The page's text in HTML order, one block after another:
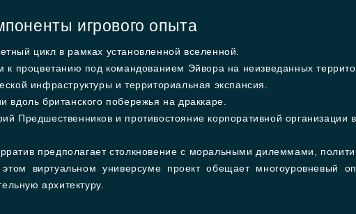
игрового опыта
цикл в рамках установленной вселенной.
к процветанию под командованием Эйвора на неизведанных
инфраструктуры и территориальная экспансия.
вдоль британского побережья на драккаре.
Предшественников и противостояние корпоративной организации
предполагает столкновение с моральными дилеммами,
виртуальном универсуме проект обещает многоуровневый
архитектуру.